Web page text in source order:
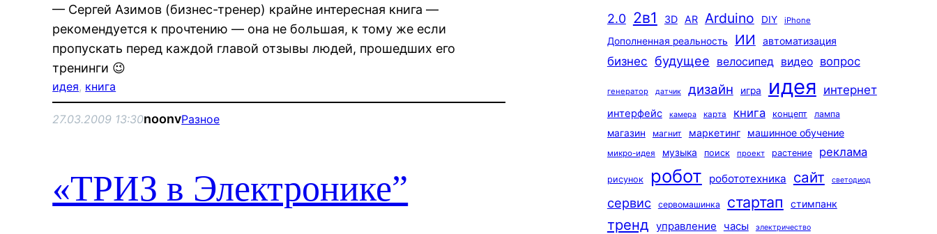
— Сергей Азимов (бизнес-тренер) крайне интересная книга —
рекомендуется к прочтению — она не большая, к тому же если
пропускать перед каждой главой отзывы людей, прошедших его
тренинги 😉
идея, книга
27.03.2009 13:30noonvРазное
«ТРИЗ в Электронике”
2.0 2в1 3D AR Arduino DIY iPhone
Дополненная реальность ИИ автоматизация
бизнес будущее велосипед видео вопрос
генератор датчик дизайн игра идея интернет
интерфейс камера карта книга концепт лампа
магазин магнит маркетинг машинное обучение
микро-идея музыка поиск проект растение реклама
рисунок робот робототехника сайт светодиод
сервис сервомашинка стартап стимпанк
тренд управление часы электричество